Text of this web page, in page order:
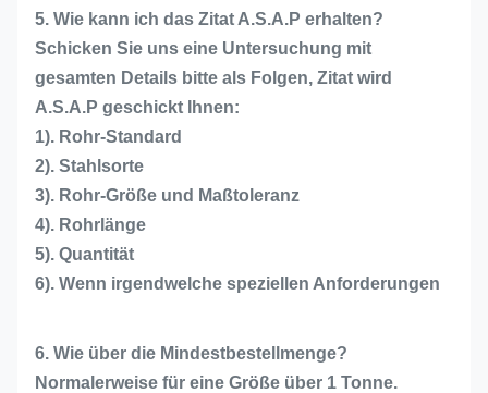
5. Wie kann ich das Zitat A.S.A.P erhalten?
Schicken Sie uns eine Untersuchung mit
gesamten Details bitte als Folgen, Zitat wird
A.S.A.P geschickt Ihnen:
1). Rohr-Standard
2). Stahlsorte
3). Rohr-Größe und Maßtoleranz
4). Rohrlänge
5). Quantität
6). Wenn irgendwelche speziellen Anforderungen
6. Wie über die Mindestbestellmenge?
Normalerweise für eine Größe über 1 Tonne.